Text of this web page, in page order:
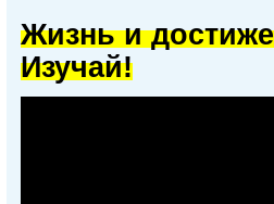
Жизнь и
Изучай!